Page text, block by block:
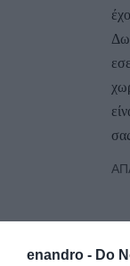
enandro - Do
06/07/2021 στις